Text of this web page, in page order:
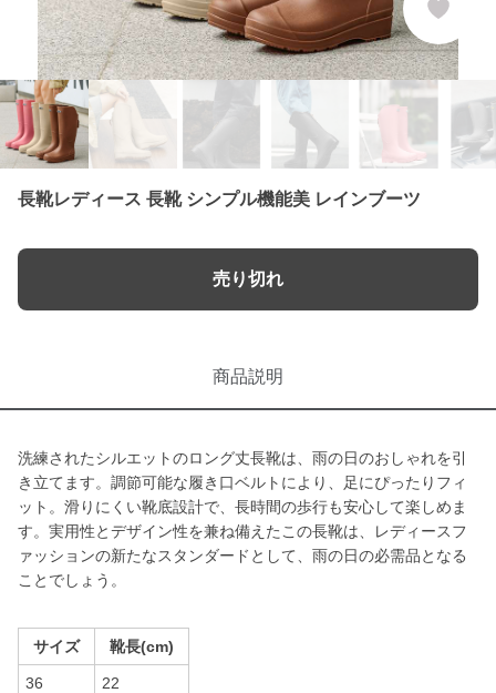
長靴レディース 長靴 シンプル機能美 レインブーツ
売り切れ
商品説明
洗練されたシルエットのロング丈長靴は、雨の日のおしゃれを引
き立てます。調節可能な履き口ベルトにより、足にぴったりフィ
ット。滑りにくい靴底設計で、長時間の歩行も安心して楽しめま
す。実用性とデザイン性を兼ね備えたこの長靴は、レディースフ
ァッションの新たなスタンダードとして、雨の日の必需品となる
ことでしょう。
サイズ 靴長(cm)
36 22